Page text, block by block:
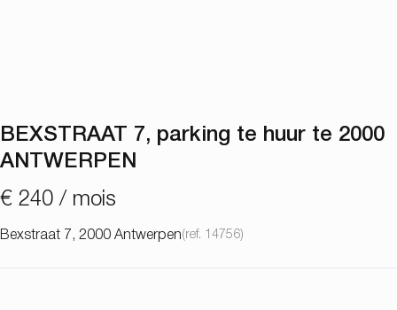
BEXSTRAAT 7, parking te huur te 2000
ANTWERPEN
€ 240 / mois
Bexstraat 7, 2000 Antwerpen(ref. 14756)